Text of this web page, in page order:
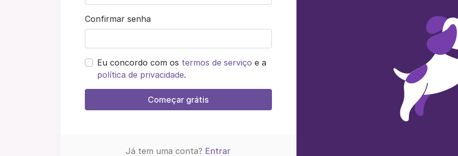
Confirmar senha
Eu concordo com os termos de serviço e a
política de privacidade.
Começar grátis
Já tem uma conta? Entrar